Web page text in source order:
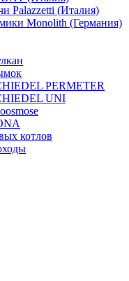
Palazzetti (Италия)
Monolith (Германия)
PERMETER
UNI
котлов